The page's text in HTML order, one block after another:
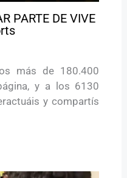
PARTE DE VIVE
más de 180.400
y a los 6130
y compartís